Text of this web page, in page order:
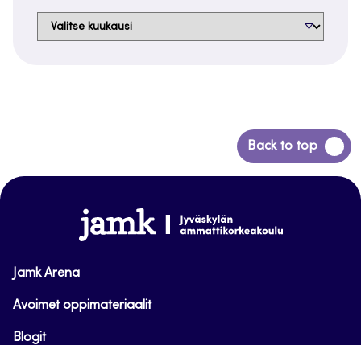
Arkistot
Back to top
Siirry
takaisin
www.jamk.fi
Jamk Arena
Avoimet oppimateriaalit
Blogit